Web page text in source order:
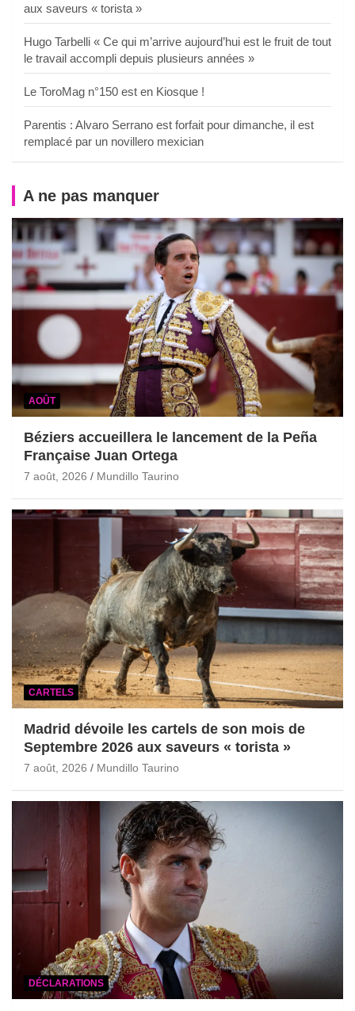
aux saveurs « torista »
Hugo Tarbelli « Ce qui m’arrive aujourd’hui est le fruit de tout
le travail accompli depuis plusieurs années »
Le ToroMag n°150 est en Kiosque !
Parentis : Alvaro Serrano est forfait pour dimanche, il est
remplacé par un novillero mexician
A ne pas manquer
AOÛT
Béziers accueillera le lancement de la Peña
Française Juan Ortega
7 août, 2026 Mundillo Taurino
CARTELS
Madrid dévoile les cartels de son mois de
Septembre 2026 aux saveurs « torista »
7 août, 2026 Mundillo Taurino
DÉCLARATIONS